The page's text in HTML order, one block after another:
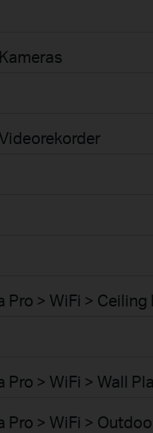
Pro > WiFi > Ceiling
Pro > WiFi > Wall
Pro > WiFi >